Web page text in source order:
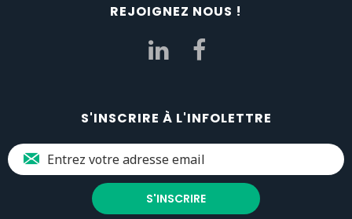
REJOIGNEZ NOUS !
S'INSCRIRE À L'INFOLETTRE